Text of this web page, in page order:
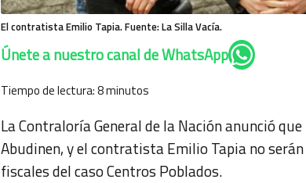
El contratista Emilio Tapia. Fuente: La Silla Vacía.
Únete a nuestro canal de WhatsApp
Tiempo de lectura:8minutos
La Contraloría General de la Nación anunció
Abudinen, y el contratista Emilio Tapia no
fiscales del caso Centros Poblados.